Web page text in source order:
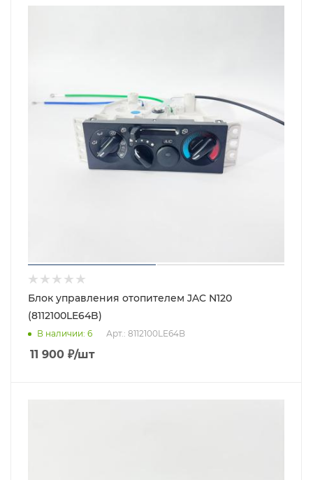
Блок управления отопителем JAC N120
(8112100LE64B)
В наличии: 6 Арт.: 8112100LE64B
11 900 ₽/шт